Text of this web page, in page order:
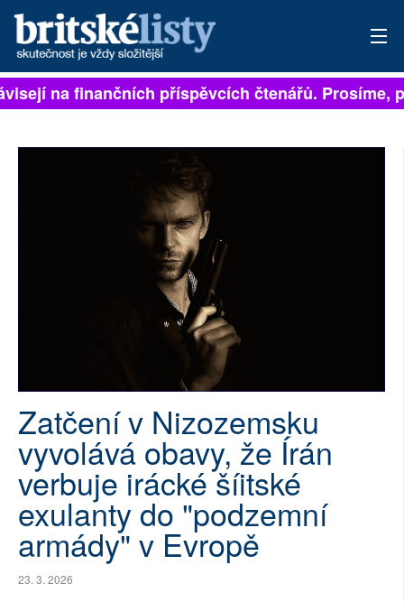
PŘIHLÁSIT
SOCIÁLNÍ SÍTĚ
RUBRIKY
PLNÁ VERZE STRÁNEK
na finančních příspěvcích čtenářů. Prosíme,
Zatčení v Nizozemsku
vyvolává obavy, že Írán
verbuje irácké šíitské
exulanty do "podzemní
armády" v Evropě
23. 3. 2026